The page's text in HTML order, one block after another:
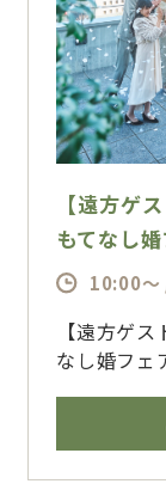
【遠方ゲ
もてなし
10:00
【遠方ゲ
なし婚フェ
ア。ザ・
駅直結の好
ズチャペル